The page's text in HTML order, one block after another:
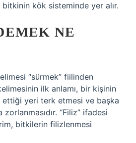
kök sisteminde yer alır.
NE
“sürmek” fiilinden
ilk anlamı, bir kişinin
yeri terk etmesi ve başka
“Filiz” ifadesi
bitkilerin filizlenmesi